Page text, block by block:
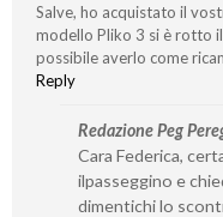
Salve, ho acquistato il
modello Pliko 3 si è rotto
possibile averlo come
Reply
Redazione Peg
Cara Federica,
ilpasseggino e
dimentichi lo